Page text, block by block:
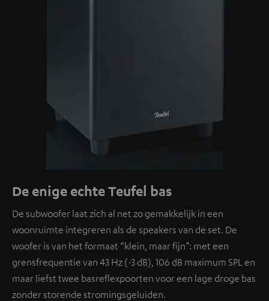
De enige echte Teufel bas
De subwoofer laat zich al net zo gemakkelijk in een
woonruimte integreren als de speakers van de set. De
woofer is van het formaat “klein, maar fijn”: met een
grensfrequentie van 43 Hz (-3 dB), 106 dB maximum SPL en
maar liefst twee basreflexpoorten voor een lage droge bas
zonder storende stromingsgeluiden.